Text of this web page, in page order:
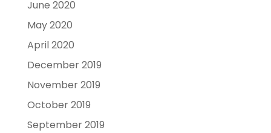
June 2020
May 2020
April 2020
December 2019
November 2019
October 2019
September 2019